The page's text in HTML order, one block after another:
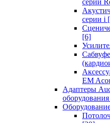
серии
серии i
[6]
EM
Адаптеры
оборудования